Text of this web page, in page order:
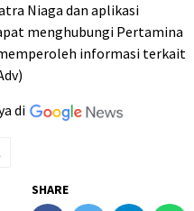
Niaga dan aplikasi
menghubungi Pertamina
informasi terkait
di
SHARE